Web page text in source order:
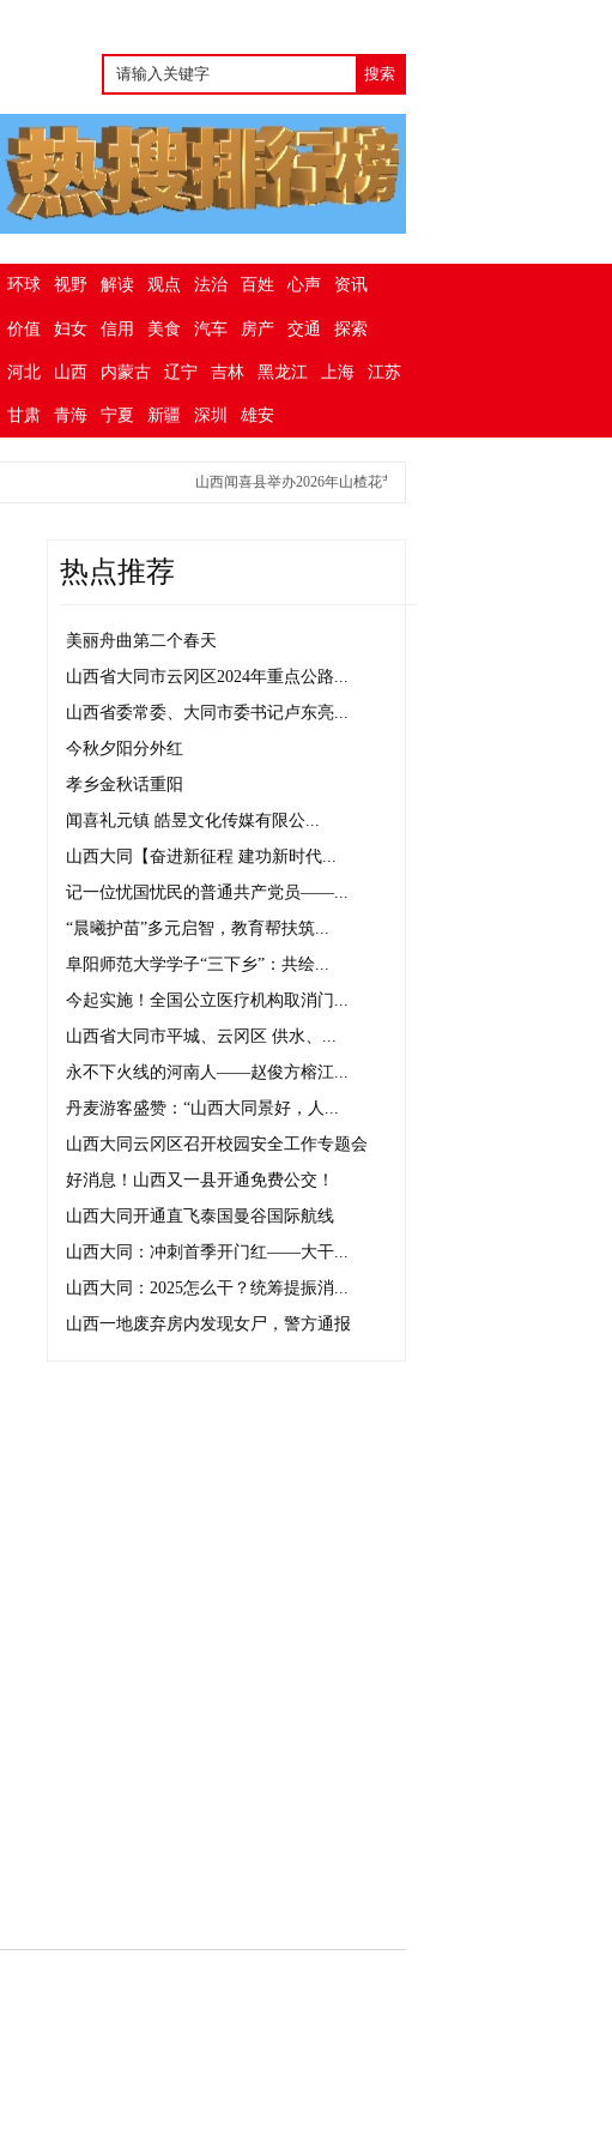
环球 视野 解读 观点 法治 百姓 心声 资讯
价值 妇女 信用 美食 汽车 房产 交通 探索
河北 山西 内蒙古 辽宁 吉林 黑龙江 上海 江苏
甘肃 青海 宁夏 新疆 深圳 雄安
山西闻喜县举办2026年山楂花节健步走活动
热点推荐
美丽舟曲第二个春天
山西省大同市云冈区2024年重点公路...
山西省委常委、大同市委书记卢东亮...
今秋夕阳分外红
孝乡金秋话重阳
闻喜礼元镇 皓昱文化传媒有限公...
山西大同【奋进新征程 建功新时代...
记一位忧国忧民的普通共产党员——...
“晨曦护苗”多元启智，教育帮扶筑...
阜阳师范大学学子“三下乡”：共绘...
今起实施！全国公立医疗机构取消门...
山西省大同市平城、云冈区 供水、...
永不下火线的河南人——赵俊方榕江...
丹麦游客盛赞：“山西大同景好，人...
山西大同云冈区召开校园安全工作专题会
好消息！山西又一县开通免费公交！
山西大同开通直飞泰国曼谷国际航线
山西大同：冲刺首季开门红——大干...
山西大同：2025怎么干？统筹提振消...
山西一地废弃房内发现女尸，警方通报